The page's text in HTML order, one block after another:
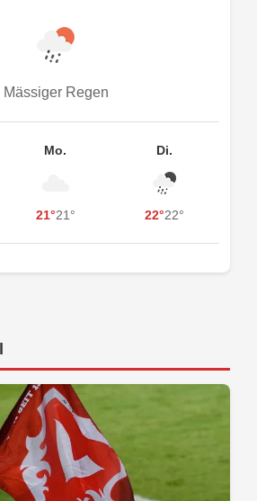
Mässiger Regen
Mo.
21°21°
Di.
22°22°